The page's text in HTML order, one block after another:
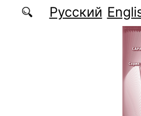
содержаниюРусский